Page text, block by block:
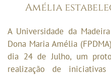
Amélia
A Universidade da
Dona Maria Amélia
dia 24 de Julho, um
realização de